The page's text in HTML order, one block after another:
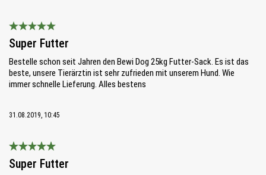
Bewertung mit 5 von 5 Sternen
Super Futter
Bestelle schon seit Jahren den Bewi Dog 25kg Futter-Sack. Es ist das
beste, unsere Tierärztin ist sehr zufrieden mit unserem Hund. Wie
immer schnelle Lieferung. Alles bestens
31.08.2019, 10:45
Bewertung mit 5 von 5 Sternen
Super Futter